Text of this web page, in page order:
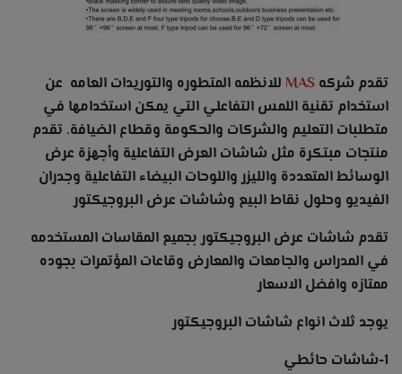
تقدم شركه MAS للانظمه المتطوره والتوريدات العامه عن
استخدام تقنية اللمس التفاعلي التي يمكن استخدامها في
متطلبات التعليم والشركات والحكومة وقطاع الضيافة. تقدم
منتجات مبتكرة مثل شاشات العرض التفاعلية وأجهزة عرض
الوسائط المتعددة والليزر واللوحات البيضاء التفاعلية وجدران
الفيديو وحلول نقاط البيع وشاشات عرض البروجيكتور
تقدم شاشات عرض البروجيكتور بجميع المقاسات المستخدمه
في المدراس والجامعات والمعارض وقاعات المؤتمرات بجوده
ممتازه وافضل الاسعار
يوجد ثلاث انواع شاشات البروجيكتور
1-شاشات حائطي